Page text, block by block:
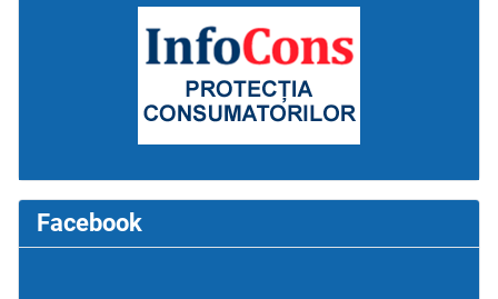
Facebook